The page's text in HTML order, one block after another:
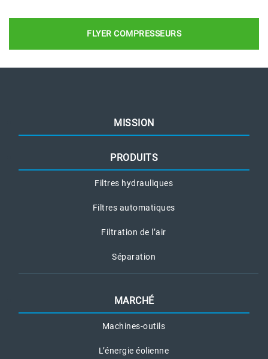
FLYER COMPRESSEURS
MISSION
PRODUITS
Filtres hydrauliques
Filtres automatiques
Filtration de l’air
Séparation
MARCHÉ
Machines-outils
L’énergie éolienne